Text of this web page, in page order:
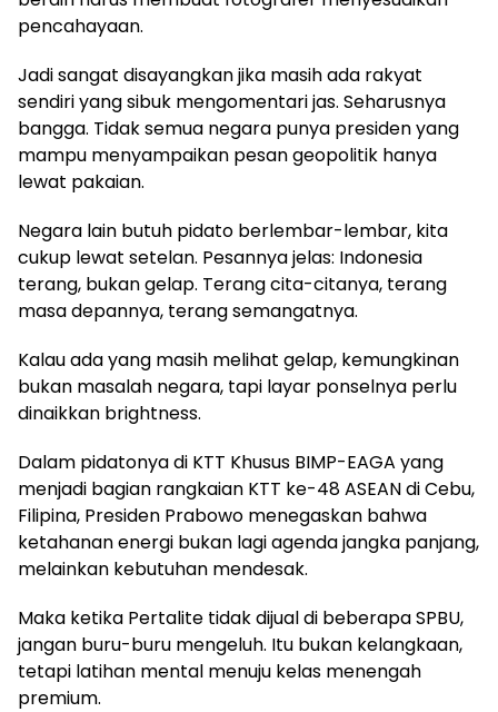
pencahayaan.
Jadi sangat disayangkan jika masih ada rakyat
sendiri yang sibuk mengomentari jas. Seharusnya
bangga. Tidak semua negara punya presiden yang
mampu menyampaikan pesan geopolitik hanya
lewat pakaian.
Negara lain butuh pidato berlembar-lembar, kita
cukup lewat setelan. Pesannya jelas: Indonesia
terang, bukan gelap. Terang cita-citanya, terang
masa depannya, terang semangatnya.
Kalau ada yang masih melihat gelap, kemungkinan
bukan masalah negara, tapi layar ponselnya perlu
dinaikkan brightness.
Dalam pidatonya di KTT Khusus BIMP-EAGA yang
menjadi bagian rangkaian KTT ke-48 ASEAN di Cebu,
Filipina, Presiden Prabowo menegaskan bahwa
ketahanan energi bukan lagi agenda jangka panjang,
melainkan kebutuhan mendesak.
Maka ketika Pertalite tidak dijual di beberapa SPBU,
jangan buru-buru mengeluh. Itu bukan kelangkaan,
tetapi latihan mental menuju kelas menengah
premium.